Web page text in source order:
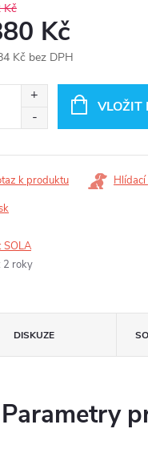
Kč
Kč
Kč bez DPH
VLOŽIT
k produktu Hlídací
SOLA
2 roky
DISKUZE
Parametry